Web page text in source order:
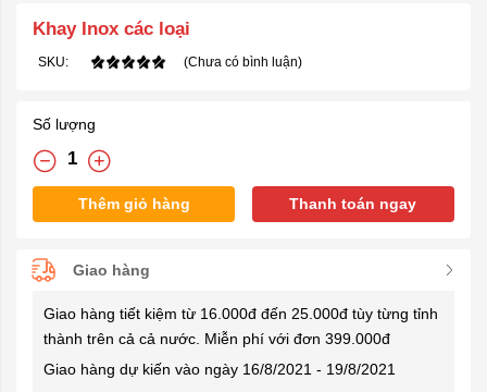
Khay Inox các loại
SKU: (Chưa có bình luận)
Số lượng
Thêm giỏ hàng Thanh toán ngay
Giao hàng
Giao hàng tiết kiệm từ 16.000đ đến 25.000đ tùy từng tỉnh
thành trên cả cả nước. Miễn phí với đơn 399.000đ
Giao hàng dự kiến vào ngày 16/8/2021 - 19/8/2021